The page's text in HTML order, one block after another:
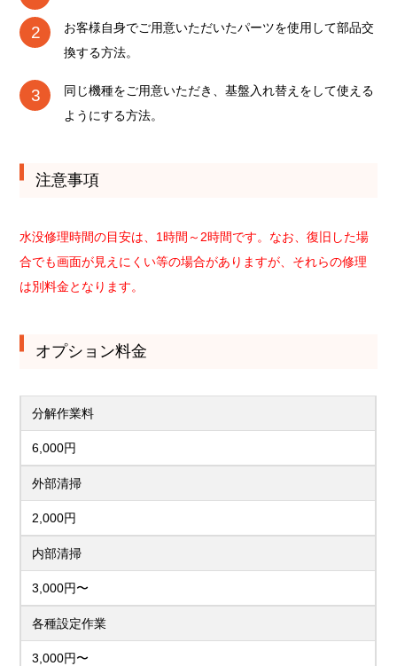
お客様自身でご用意いただいたパーツを使用して部品交
換する方法。
同じ機種をご用意いただき、基盤入れ替えをして使える
ようにする方法。
注意事項
水没修理時間の目安は、1時間～2時間です。なお、復旧した場
合でも画面が見えにくい等の場合がありますが、それらの修理
は別料金となります。
オプション料金
分解作業料
6,000円
外部清掃
2,000円
内部清掃
3,000円〜
各種設定作業
3,000円〜